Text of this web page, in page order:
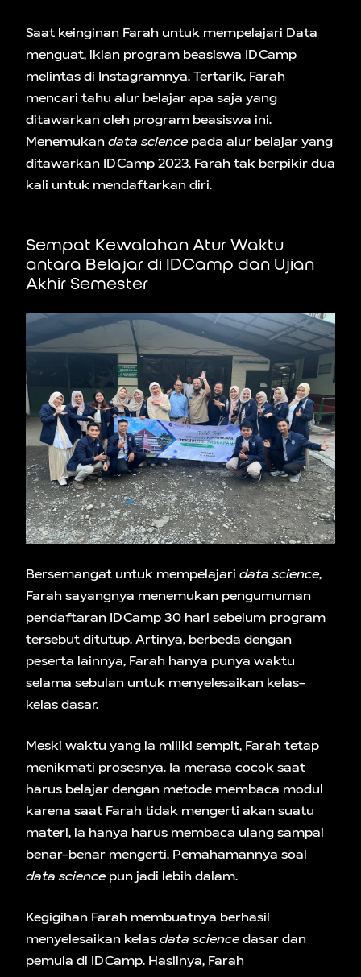
Saat keinginan Farah untuk mempelajari Data
menguat, iklan program beasiswa IDCamp
melintas di Instagramnya. Tertarik, Farah
mencari tahu alur belajar apa saja yang
ditawarkan oleh program beasiswa ini.
Menemukan data science pada alur belajar yang
ditawarkan IDCamp 2023, Farah tak berpikir dua
kali untuk mendaftarkan diri.
Sempat Kewalahan Atur Waktu
antara Belajar di IDCamp dan Ujian
Akhir Semester
Bersemangat untuk mempelajari data science,
Farah sayangnya menemukan pengumuman
pendaftaran IDCamp 30 hari sebelum program
tersebut ditutup. Artinya, berbeda dengan
peserta lainnya, Farah hanya punya waktu
selama sebulan untuk menyelesaikan kelas-
kelas dasar.
Meski waktu yang ia miliki sempit, Farah tetap
menikmati prosesnya. Ia merasa cocok saat
harus belajar dengan metode membaca modul
karena saat Farah tidak mengerti akan suatu
materi, ia hanya harus membaca ulang sampai
benar-benar mengerti. Pemahamannya soal
data science pun jadi lebih dalam.
Kegigihan Farah membuatnya berhasil
menyelesaikan kelas data science dasar dan
pemula di IDCamp. Hasilnya, Farah